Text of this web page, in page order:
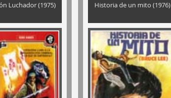
Luchador (1975) Historia de un mito (1976)